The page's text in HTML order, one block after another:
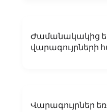
Ժամանակակից
վարագույրների
Վարագույրներ